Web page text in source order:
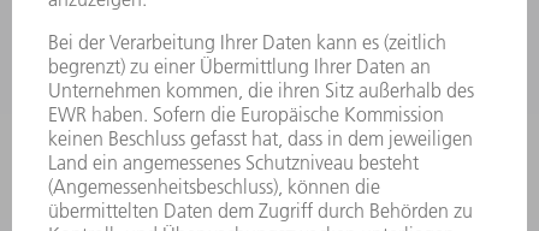
LASER
LEISTUNGSELEKTRONIK
ELEKTROWERKZEUGE
SMART FACTORY
SOFTWARE
SERVICES
ANWENDUNGEN
BRANCHEN
UNTERNEHMEN